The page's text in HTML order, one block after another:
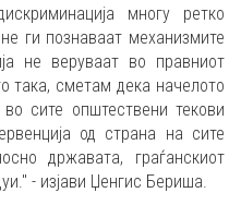
многу ретко
ги познаваат механизмите
не веруваат во правниот
така, сметам дека начелото
сите општествени текови
од страна на сите
државата, граѓанскиот
- изјави Џенгис Бериша.